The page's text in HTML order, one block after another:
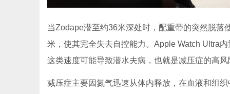
当Zodape潜至约36米深处时，配重带的突然脱
米，使其完全失去自控能力。Apple Watch Ultra
这类速度可能导致潜水夫病，也就是减压症的高风
减压症主要因氮气迅速从体内释放，在血液和组